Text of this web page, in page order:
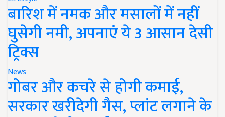
बारिश में नमक और मसालों में नहीं
घुसेगी नमी, अपनाएं ये 3 आसान देसी
ट्रिक्स
News
गोबर और कचरे से होगी कमाई,
सरकार खरीदेगी गैस, प्लांट लगाने के